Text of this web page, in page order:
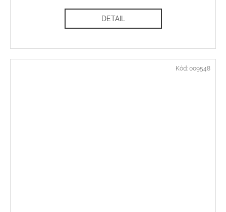
DETAIL
Kód: 009548